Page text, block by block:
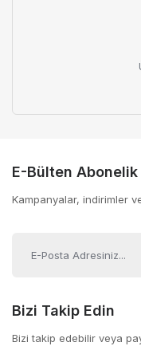
E-Bülten Abonelik
Kampanyalar, indirimler
Bizi Takip Edin
Bizi takip edebilir veya